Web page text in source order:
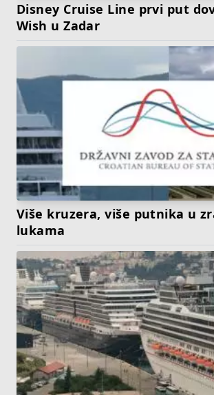
Disney Cruise Line prvi put
Wish u Zadar
Više kruzera, više putnika u
lukama